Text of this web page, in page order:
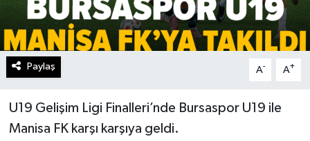
Paylaş A- A+
U19 Gelişim Ligi Finalleri’nde Bursaspor U19 ile
Manisa FK karşı karşıya geldi.